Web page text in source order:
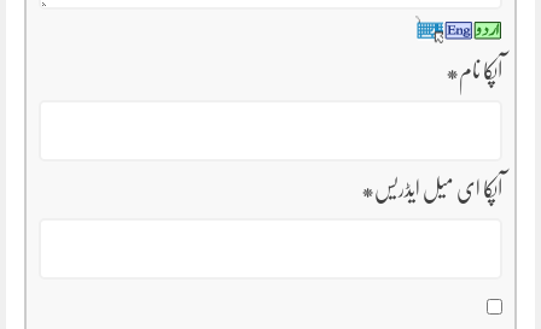
آپکا نام*
آپکا ای میل ایڈریس*